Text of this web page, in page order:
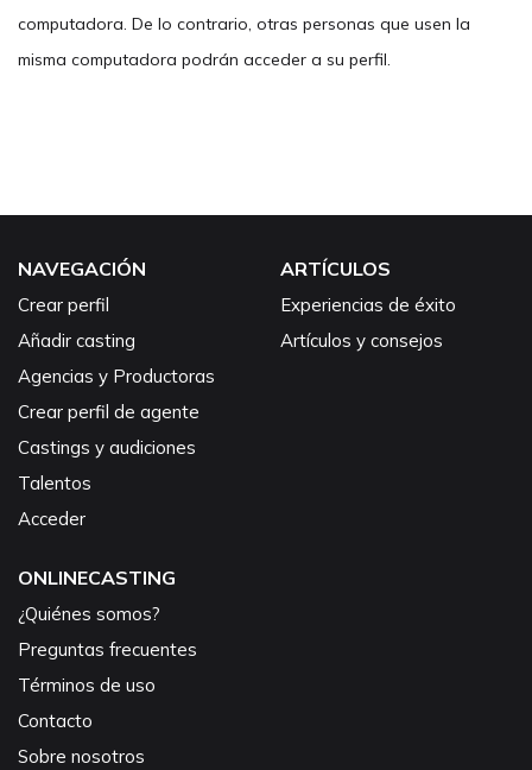
computadora. De lo contrario, otras personas que usen la
misma computadora podrán acceder a su perfil.
NAVEGACIÓN
Crear perfil
Añadir casting
Agencias y Productoras
Crear perfil de agente
Castings y audiciones
Talentos
Acceder
ARTÍCULOS
Experiencias de éxito
Artículos y consejos
ONLINECASTING
¿Quiénes somos?
Preguntas frecuentes
Términos de uso
Contacto
Sobre nosotros